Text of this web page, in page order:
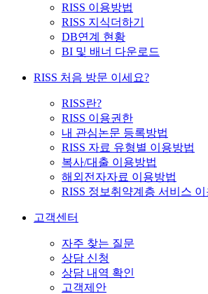
RISS 이용방법
RISS 지식더하기
DB연계 현황
BI 및 배너 다운로드
RISS 처음 방문 이세요?
RISS란?
RISS 이용권한
내 관심논문 등록방법
RISS 자료 유형별 이용방법
복사/대출 이용방법
해외전자자료 이용방법
RISS 정보취약계층 서비스 이
고객센터
자주 찾는 질문
상담 신청
상담 내역 확인
고객제안